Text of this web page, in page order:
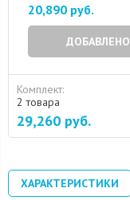
20,890 руб.
ДОБАВЛЕНО
Комплект:
2 товара
29,260 руб.
ХАРАКТЕРИСТИКИ